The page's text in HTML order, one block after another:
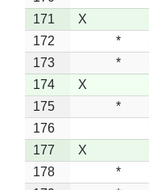
171
X
172
*
173
*
174
X
175
*
176
177
X
178
*